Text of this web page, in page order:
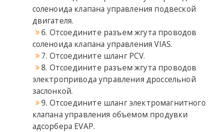
соленоида клапана управления подвеской
двигателя.
6. Отсоедините разъем жгута проводов
соленоида клапана управления VIAS.
7. Отсоедините шланг PCV.
8. Отсоедините разъем жгута проводов
электропривода управления дроссельной
заслонкой.
9. Отсоедините шланг электромагнитного
клапана управления объемом продувки
адсорбера EVAP.